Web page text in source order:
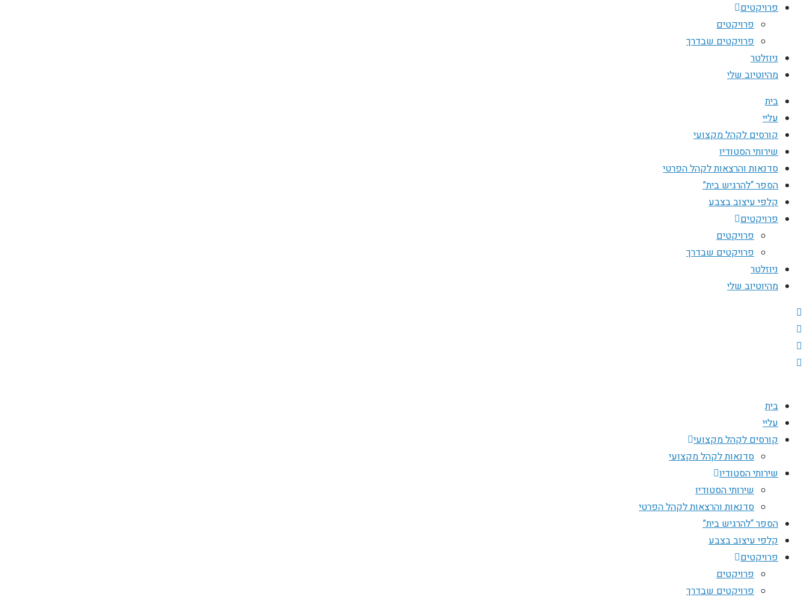
פרויקטים
פרויקטים
פרויקטים שבדרך
ניוזלטר
מהיוטיוב שלי
בית
עליי
קורסים לקהל מקצועי
שירותי הסטודיו
סדנאות והרצאות לקהל הפרטי
הספר “להרגיש בית”
קלפי עיצוב בצבע
פרויקטים
פרויקטים
פרויקטים שבדרך
ניוזלטר
מהיוטיוב שלי
בית
עליי
קורסים לקהל מקצועי
סדנאות לקהל מקצועי
שירותי הסטודיו
שירותי הסטודיו
סדנאות והרצאות לקהל הפרטי
הספר “להרגיש בית”
קלפי עיצוב בצבע
פרויקטים
פרויקטים
פרויקטים שבדרך